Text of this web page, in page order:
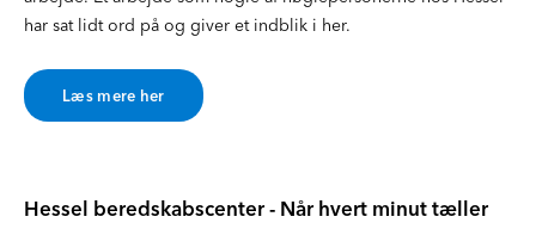
har sat lidt ord på og giver et indblik i her.
Læs mere her
Hessel beredskabscenter - Når hvert minut tæller